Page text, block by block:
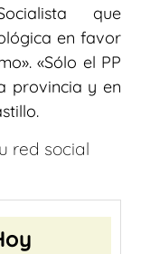
que
en favor
«Sólo el PP
provincia y en
red social